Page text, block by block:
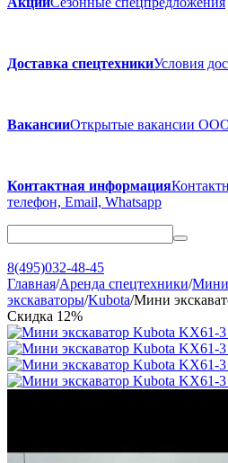
Доставка спецтехникиУсловия
ВакансииОткрытые вакансии
Контактная информация
телефон, Email, Whatsapp
8(495)032-48-45
Главная/Аренда спецтехники/Мини
экскаваторы/Kubota/Мини
Скидка 12%